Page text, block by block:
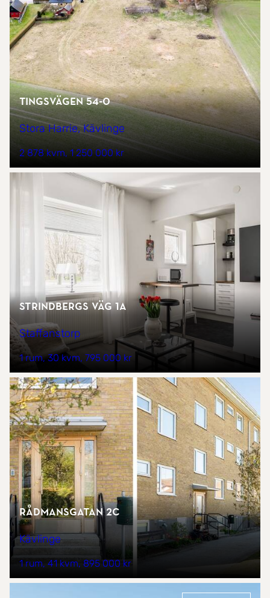
Tingsvägen 54-0
Stora Harrie, Kävlinge
2 878 kvm 1 250 000 kr
Strindbergs väg 1A
Staffanstorp
1 rum 30 kvm 795 000 kr
Rådmansgatan 2C
Kävlinge
1 rum 41 kvm 895 000 kr